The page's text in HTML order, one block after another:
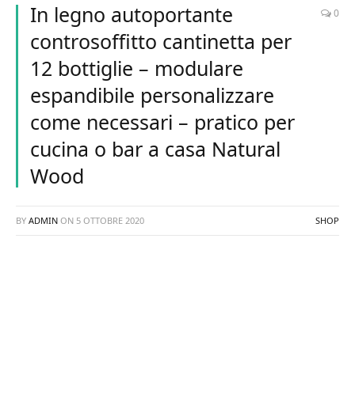
In legno autoportante
controsoffitto cantinetta per
12 bottiglie – modulare
espandibile personalizzare
come necessari – pratico per
cucina o bar a casa Natural
Wood
0
BY ADMIN ON 5 OTTOBRE 2020 SHOP